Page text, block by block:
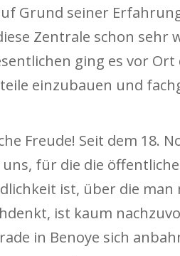
Grund seiner
Zentrale schon sehr
ging es vor Ort
einzubauen und
Freude! Seit dem 18.
für die die
ist, über die
ist kaum
in Benoye sich